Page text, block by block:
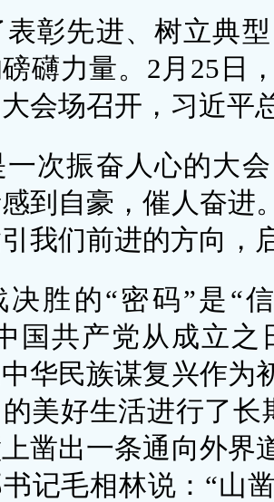
表彰先进、树立典
礴力量。2月25日
会场召开，习近平
一次振奋人心的大
到自豪，催人奋进
我们前进的方向，
决胜的“密码”是“
国共产党从成立
华民族谋复兴作为
美好生活进行了
凿出一条通向外界
记毛相林说：“山